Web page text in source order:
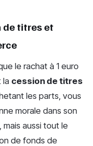
de titres et
le rachat à 1 euro
la cession de titres
les parts, vous
morale dans son
aussi tout le
de fonds de